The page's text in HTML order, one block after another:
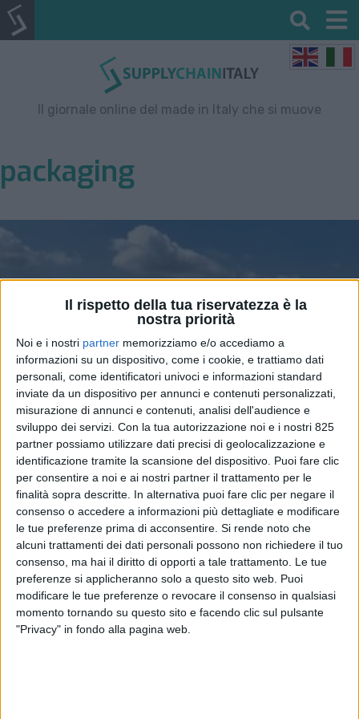
Il rispetto della tua riservatezza è la
nostra priorità
Noi e i nostri partner memorizziamo e/o accediamo a
informazioni su un dispositivo, come i cookie, e trattiamo dati
personali, come identificatori univoci e informazioni standard
inviate da un dispositivo per annunci e contenuti personalizzati,
misurazione di annunci e contenuti, analisi dell'audience e
sviluppo dei servizi. Con la tua autorizzazione noi e i nostri 825
partner possiamo utilizzare dati precisi di geolocalizzazione e
identificazione tramite la scansione del dispositivo. Puoi fare clic
per consentire a noi e ai nostri partner il trattamento per le
finalità sopra descritte. In alternativa puoi fare clic per negare il
consenso o accedere a informazioni più dettagliate e modificare
le tue preferenze prima di acconsentire. Si rende noto che
alcuni trattamenti dei dati personali possono non richiedere il tuo
consenso, ma hai il diritto di opporti a tale trattamento. Le tue
preferenze si applicheranno solo a questo sito web. Puoi
modificare le tue preferenze o revocare il consenso in qualsiasi
momento tornando su questo sito e facendo clic sul pulsante
"Privacy" in fondo alla pagina web.
Il giornale online del made in Italy che si muove
packaging
Interamente locato il nuovo
hub logistico Gli Aceri di
Trecate
IMMOBILIARE 14 LUGLIO 2025